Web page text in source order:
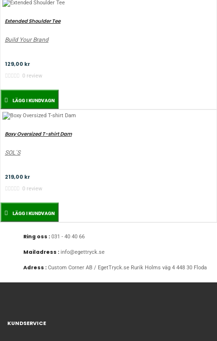
Extended Shoulder Tee
Build Your Brand
129,00 kr
0 review
LÄGG I KUNDVAGN
Boxy Oversized T-shirt Dam
SOL´S
219,00 kr
0 review
LÄGG I KUNDVAGN
Ring oss : 031 - 40 40 66
Mailadress : info@egettryck.se
Adress : Custom Corner AB / EgetTryck.se Rurik Holms väg 4 448 30 Floda
KUNDSERVICE